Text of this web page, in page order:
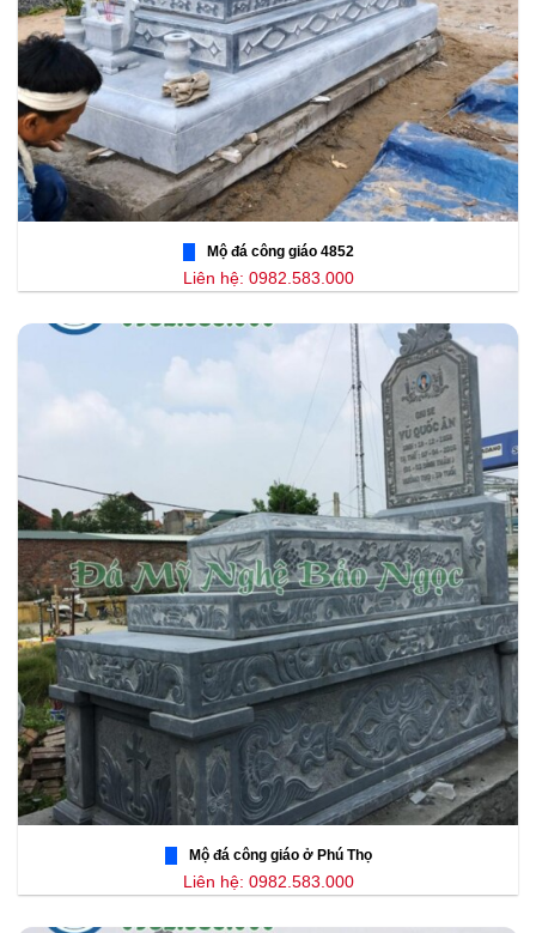
Mộ đá công giáo 4852
Liên hệ: 0982.583.000
Mộ đá công giáo ở Phú Thọ
Liên hệ: 0982.583.000